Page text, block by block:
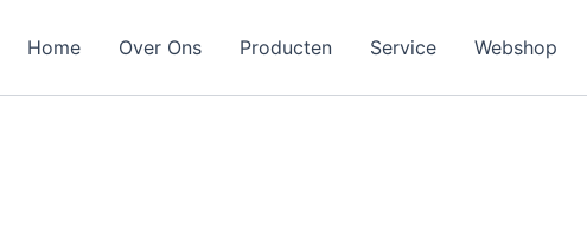
Home Over Ons Producten Service Webshop